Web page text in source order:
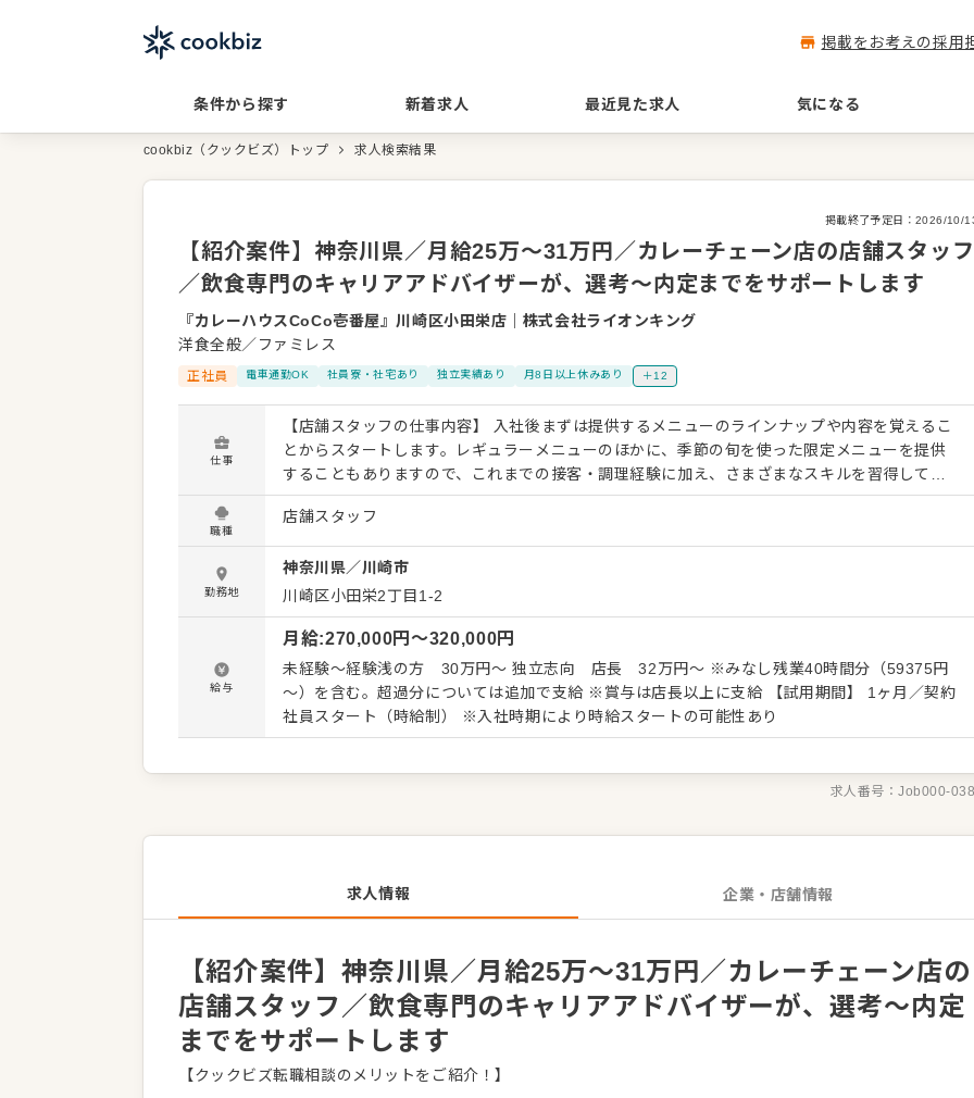
掲載をお考えの採用
条件から探す 新着求人 最近見た求人 気になる
cookbiz（クックビズ）トップ 求人検索結果
掲載終了予定日： 2026/10/
【紹介案件】神奈川県／月給25万～31万円／カレーチェーン店の店舗スタッフ
／飲食専門のキャリアアドバイザーが、選考～内定までをサポートします
『カレーハウスCoCo壱番屋』川崎区小田栄店
株式会社ライオンキング
洋食全般／ファミレス
正社員 電車通勤OK 社員寮・社宅あり 独立実績あり 月8日以上休みあり ＋12
仕事
【店舗スタッフの仕事内容】 入社後まずは提供するメニューのラインナップや内容を覚えるこ
とからスタートします。レギュラーメニューのほかに、季節の旬を使った限定メニューを提供
することもありますので、これまでの接客・調理経験に加え、さまざまなスキルを習得してく
ださい。 店舗スタッフには接客や調理全般を担っていただきます。よりよいお店づくりのため
のオペレーション改善や構築についてのアイデアも大歓迎です。 【具体的には…】 ・開店、閉
店準備、清掃 ・お席へのご案内、オーダーテイク、レジ対応など接客全般 ・ドリンク作り、提
供 ・予約管理、電話対応 ・仕込みや盛り付けなどカンタンな調理 ・仕入れや在庫管理などキ
ッチンの管理業務 ・まかないづくり ・アルバイトスタッフの教育 など 入社後はスキルに合わ
せた業務からお任せしますので、徐々に業務の幅を広げていきましょう。先輩スタッフがあな
たの成長をサポートしますので、経験が浅い方も安心してスタートできる環境です。 ゆくゆく
は、店長や料理長、SVといった本部職への昇格をめざせます。 詳細は面談時にご説明いたしま
す。この求人が気になった方は、エントリーいただくか『クックビズ転職支援窓口』までお問
合せください！
職種
店舗スタッフ
勤務地
神奈川県／川崎市
川崎区小田栄2丁目1-2
給与
月給:270,000円〜320,000円
未経験～経験浅の方 30万円～ 独立志向 店長 32万円～ ※みなし残業40時間分（59375円
～）を含む。超過分については追加で支給 ※賞与は店長以上に支給 【試用期間】 1ヶ月／契約
社員スタート（時給制） ※入社時期により時給スタートの可能性あり
求人番号：Job000-
求人情報 企業・店舗情報
【紹介案件】神奈川県／月給25万～31万円／カレーチェーン店の
店舗スタッフ／飲食専門のキャリアアドバイザーが、選考～内定
までをサポートします
【クックビズ転職相談のメリットをご紹介！】